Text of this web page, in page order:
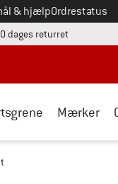
& hjælpOrdrestatus
dages returret Gå til
Mærker